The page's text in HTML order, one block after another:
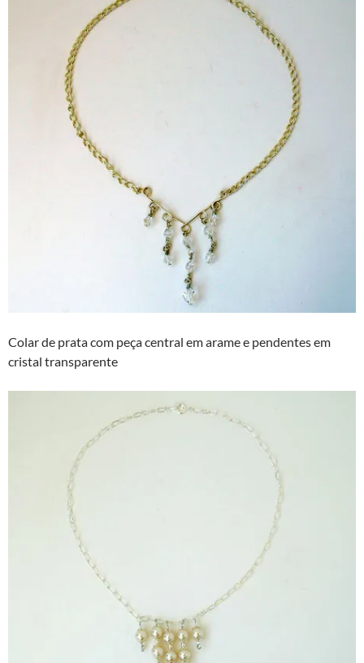
Colar de prata com peça central em arame e pendentes em
cristal transparente